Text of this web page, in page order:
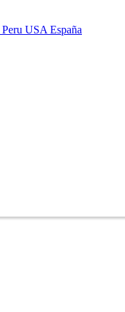
Peru USA España